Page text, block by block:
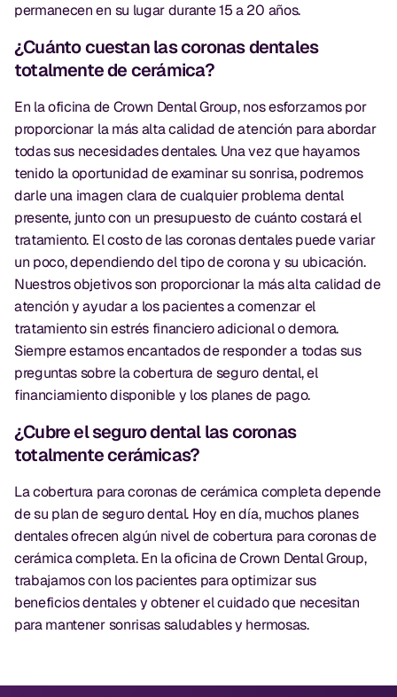
permanecen en su lugar durante 15 a 20 años.
¿Cuánto cuestan las coronas dentales
totalmente de cerámica?
En la oficina de Crown Dental Group, nos esforzamos por
proporcionar la más alta calidad de atención para abordar
todas sus necesidades dentales. Una vez que hayamos
tenido la oportunidad de examinar su sonrisa, podremos
darle una imagen clara de cualquier problema dental
presente, junto con un presupuesto de cuánto costará el
tratamiento. El costo de las coronas dentales puede variar
un poco, dependiendo del tipo de corona y su ubicación.
Nuestros objetivos son proporcionar la más alta calidad de
atención y ayudar a los pacientes a comenzar el
tratamiento sin estrés financiero adicional o demora.
Siempre estamos encantados de responder a todas sus
preguntas sobre la cobertura de seguro dental, el
financiamiento disponible y los planes de pago.
¿Cubre el seguro dental las coronas
totalmente cerámicas?
La cobertura para coronas de cerámica completa depende
de su plan de seguro dental. Hoy en día, muchos planes
dentales ofrecen algún nivel de cobertura para coronas de
cerámica completa. En la oficina de Crown Dental Group,
trabajamos con los pacientes para optimizar sus
beneficios dentales y obtener el cuidado que necesitan
para mantener sonrisas saludables y hermosas.